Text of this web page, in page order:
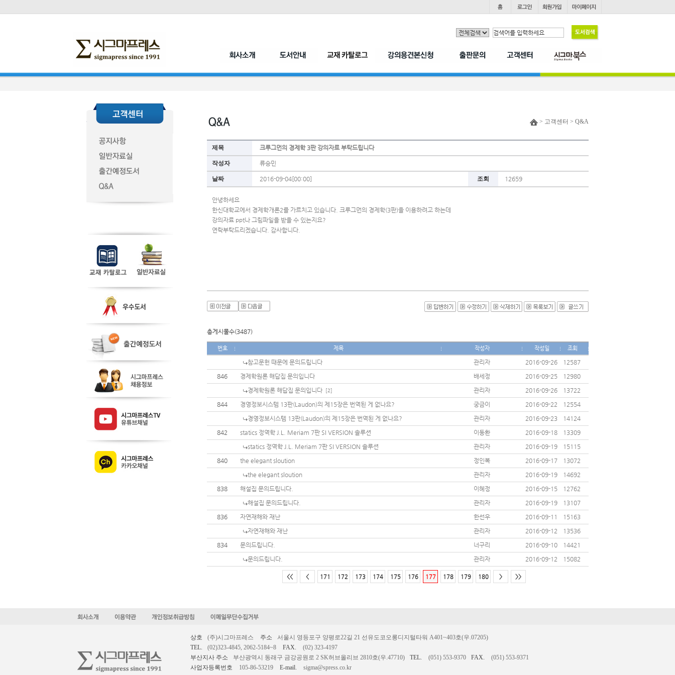
> 고객센터 > Q&A
제목 크루그먼의 경제학 3판 강의자료 부탁드립니다
작성자 류승민
날짜 2016-09-04[00:00] 조회 12659
안녕하세요
한신대학교에서 경제학개론2를 가르치고 있습니다. 크루그먼의 경제학(3판)을 이용하려고 하는데
강의자료 ppt나 그림파일을 받을 수 있는지요?
연락부탁드리겠습니다. 감사합니다.
총게시물수(3487)
번호 제목 작성자 작성일 조회
참고문헌 때문에 문의드립니다 관리자 2016-09-26
12587
846
경제학원론 해답집 문의입니다 배세정 2016-09-25
12980
경제학원론 해답집 문의입니다 [2] 관리자 2016-09-26
13722
844
경영정보시스템 13판(Laudon)의 제15장은 번역된 게 없나요? 궁금이 2016-09-22
12554
경영정보시스템 13판(Laudon)의 제15장은 번역된 게 없나요?
관리자 2016-09-23
14124
842
statics 정역학 J.L. Meriam 7판 SI VERSION 솔루션 이동환 2016-09-18
13309
statics 정역학 J.L. Meriam 7판 SI VERSION 솔루션
관리자 2016-09-19
15115
840
the elegant sloution 정인복 2016-09-17
13072
the elegant sloution
관리자 2016-09-19
14692
838
해설집 문의드립니다. 이혜정 2016-09-15
12762
해설집 문의드립니다.
관리자 2016-09-19
13107
836
자연재해와 재난 한선우 2016-09-11
15163
자연재해와 재난
관리자 2016-09-12
13536
834
문의드립니다. 너구리 2016-09-10
14421
문의드립니다.
관리자 2016-09-12 15082
<< < 171 172 173 174 175 176 177 178 179 180 > >>
상호 (주)시그마프레스 주소
서울시 영등포구 양평로22길 21 선유도코오롱디지털타워 A401~403호(우.07205)
TEL.
(02)323-4845, 2062-5184~8 FAX.
(02) 323-4197
부산지사 주소
부산광역시 동래구 금강공원로 2 SK허브올리브 2810호(우.47710) TEL. (051) 553-9370 FAX.
(051) 553-9371
사업자등록번호
105-86-53219 E-mail. sigma@spress.co.kr